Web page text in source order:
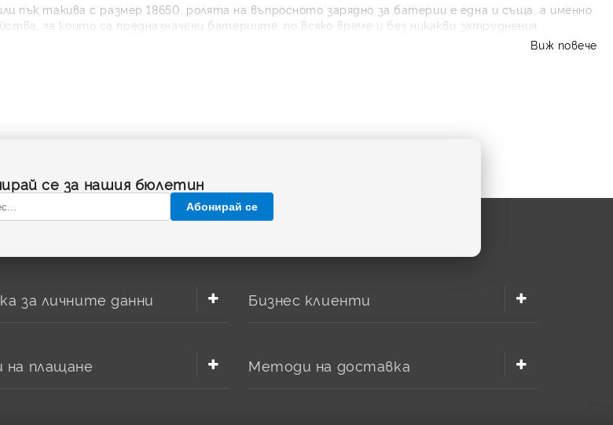
пък такива с размер 18650, ролята на въпросното зарядно за батерии е една и съща, a именно
за които са предназначени батериите, по всяко време и без никакви затруднения.
съвременното ежедневие и който е възможно да се окаже доста ценен при спешни
Виж повече
се за нашия бюлетин
Абонирай се
за личните данни Бизнес клиенти
плащане Методи на доставка